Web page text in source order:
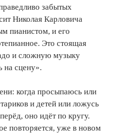
забытых
Николая Карловича
пианистом, и его
Это стоящая
и сложную музыку
на сцену».
когда просыпаюсь или
и детей или ложусь
оно идёт по кругу.
повторяется, уже в новом